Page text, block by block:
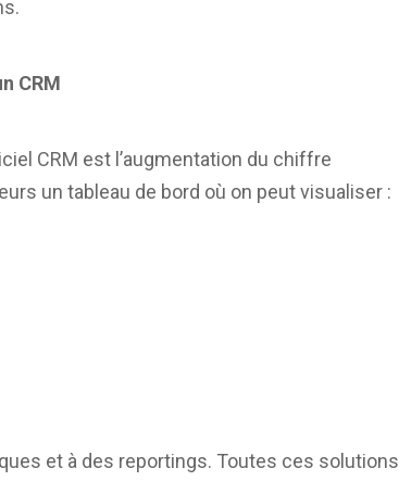
CRM
CRM est l’augmentation du chiffre
un tableau de bord où on peut visualiser :
et à des reportings. Toutes ces solutions